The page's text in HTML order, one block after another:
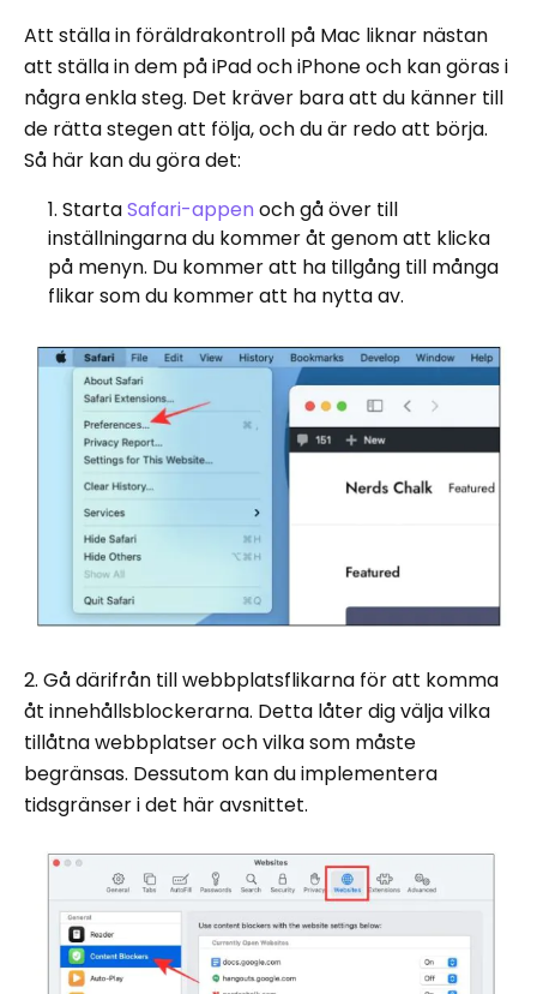
Att ställa in föräldrakontroll på Mac liknar nästan
att ställa in dem på iPad och iPhone och kan göras i
några enkla steg. Det kräver bara att du känner till
de rätta stegen att följa, och du är redo att börja.
Så här kan du göra det:
StartaSafari-appen och gå över till
inställningarna du kommer åt genom att klicka
på menyn. Du kommer att ha tillgång till många
flikar som du kommer att ha nytta av.
2. Gå därifrån till webbplatsflikarna för att komma
åt innehållsblockerarna. Detta låter dig välja vilka
tillåtna webbplatser och vilka som måste
begränsas. Dessutom kan du implementera
tidsgränser i det här avsnittet.